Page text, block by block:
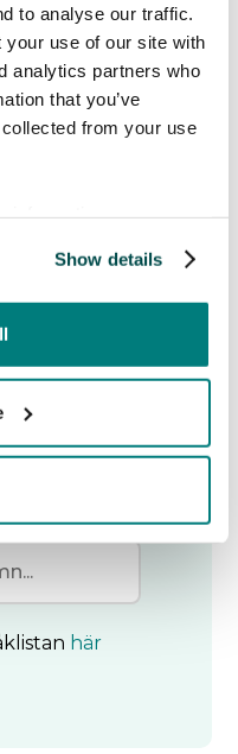
to analyse our traffic.
your use of our site with
analytics partners who
that you’ve
from your use
Show details

tillgängligt
52
16 dialekter).
här